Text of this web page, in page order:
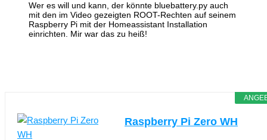
Wer es will und kann, der könnte bluebattery.py auch
mit den im Video gezeigten ROOT-Rechten auf seinem
Raspberry Pi mit der Homeassistant Installation
einrichten. Mir war das zu heiß!
Raspberry Pi Zero WH